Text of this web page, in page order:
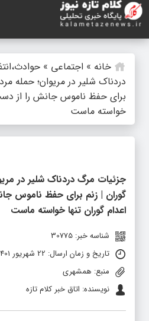
خانه » اجتماعی »
دردناک شلیر در مریوان؛ حمله
برای حفظ ناموس جانش را از
خواسته ماست
جزئیات مرگ دردناک شلیر در
گوران | زنم برای حفظ ناموس
اعدام گوران تنها خواسته ماست
شناسه خبر: 30775
تاریخ و زمان ارسال: 22 شهریور 1401 ساعت 17:37
منبع: همشهری
نویسنده: اتاق خبر کلام تازه